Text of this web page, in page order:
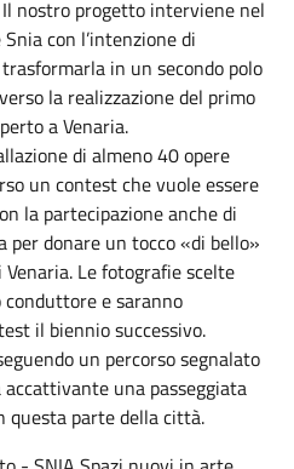
Il nostro progetto interviene nel
con l’intenzione di
in un secondo polo
la realizzazione del primo
a Venaria.
di almeno 40 opere
un contest che vuole essere
la partecipazione anche di
donare un tocco «di bello»
Le fotografie scelte
e saranno
il biennio successivo.
un percorso segnalato
una passeggiata
questa parte della città.